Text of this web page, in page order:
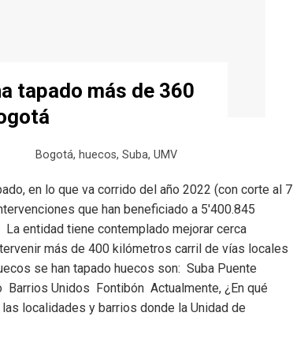
tapado más de 360
Bogotá, huecos, Suba, UMV
en lo que va corrido del año 2022 (con corte al 7
que han beneficiado a 5'400.845
entidad tiene contemplado mejorar cerca
más de 400 kilómetros carril de vías locales
se han tapado huecos son: Suba Puente
Barrios Unidos Fontibón Actualmente, ¿En qué
localidades y barrios donde la Unidad de